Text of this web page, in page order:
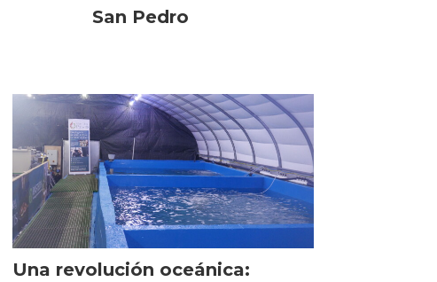
San Pedro
Una revolución oceánica: